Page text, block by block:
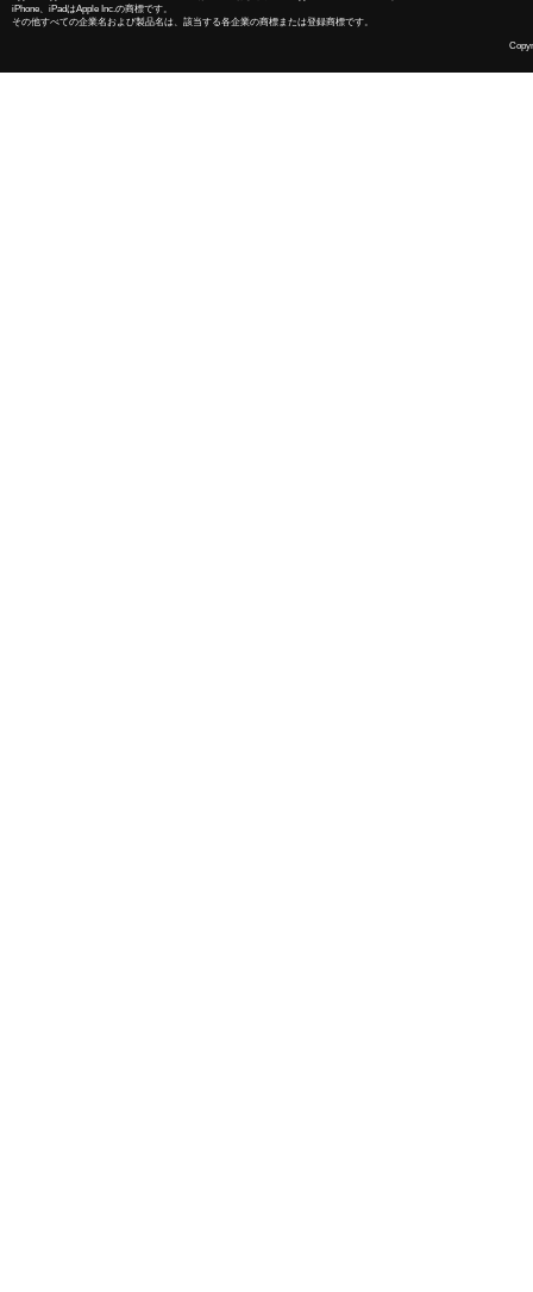
iPhone、iPadはApple Inc.の商標です。
その他すべての企業名および製品名は、該当する各企業の商標または登録商標です。